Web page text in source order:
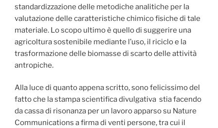
standardizzazione delle metodiche analitiche per la
valutazione delle caratteristiche chimico fisiche di tale
materiale. Lo scopo ultimo è quello di suggerire una
agricoltura sostenibile mediante l’uso, il riciclo e la
trasformazione delle biomasse di scarto delle attività
antropiche.
Alla luce di quanto appena scritto, sono felicissimo del
fatto che la stampa scientifica divulgativa stia facendo
da cassa di risonanza per un lavoro apparso su Nature
Communications a firma di venti persone, tra cui il